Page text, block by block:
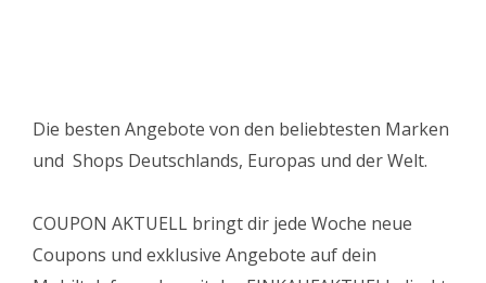
Die besten Angebote von den beliebtesten Marken
und Shops Deutschlands, Europas und der Welt.
COUPON AKTUELL bringt dir jede Woche neue
Coupons und exklusive Angebote auf dein